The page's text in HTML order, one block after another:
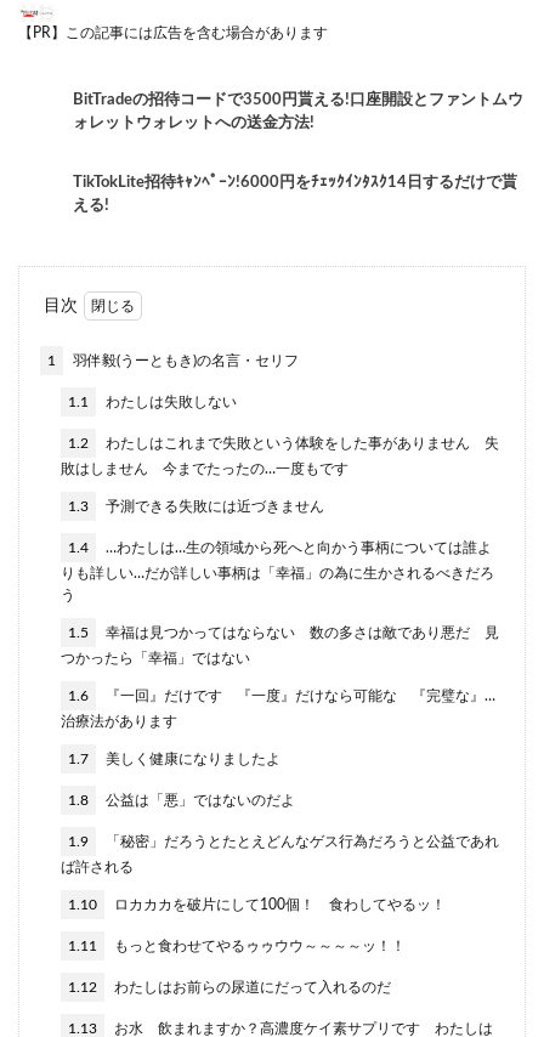
【PR】この記事には広告を含む場合があります
BitTradeの招待コードで3500円貰える!口座開設とファントムウ
ォレットウォレットへの送金方法!
TikTokLite招待ｷｬﾝﾍﾟｰﾝ!6000円をﾁｪｯｸｲﾝﾀｽｸ14日するだけで貰
える!
目次
1 羽伴毅(うーともき)の名言・セリフ
1.1 わたしは失敗しない
1.2
わたしはこれまで失敗という体験をした事がありません 失
敗はしません 今までたったの…一度もです
1.3 予測できる失敗には近づきません
1.4
…わたしは…生の領域から死へと向かう事柄については誰よ
りも詳しい…だが詳しい事柄は「幸福」の為に生かされるべきだろ
う
1.5
幸福は見つかってはならない 数の多さは敵であり悪だ 見
つかったら「幸福」ではない
1.6
『一回』だけです 『一度』だけなら可能な 『完璧な』…
治療法があります
1.7 美しく健康になりましたよ
1.8 公益は「悪」ではないのだよ
1.9
「秘密」だろうとたとえどんなゲス行為だろうと公益であれ
ば許される
1.10 ロカカカを破片にして100個！ 食わしてやるッ！
1.11 もっと食わせてやるゥゥウウ～～～～ッ！！
1.12 わたしはお前らの尿道にだって入れるのだ
1.13
お水 飲まれますか？高濃度ケイ素サプリです わたしは